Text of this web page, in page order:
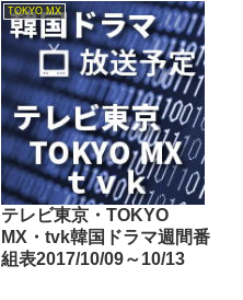
TOKYO MX
テレビ東京・TOKYO
MX・tvk韓国ドラマ週間番
組表2017/10/09～10/13